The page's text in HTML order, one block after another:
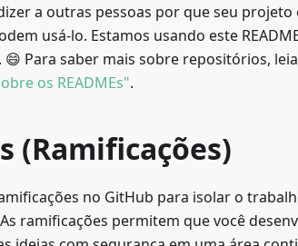
a outras pessoas por que seu
usá-lo. Estamos usando este
😄 Para saber mais sobre repositórios, leia
os READMEs".
(Ramificações)
no GitHub para isolar o
ramificações permitem que você